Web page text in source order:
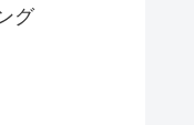
グ